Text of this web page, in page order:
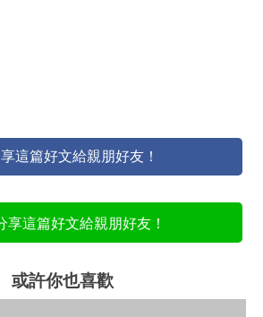
這篇好文給親朋好友！
享這篇好文給親朋好友！
或許你也喜歡